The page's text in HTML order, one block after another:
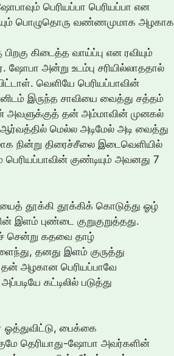
பெரியப்பா பெரியப்பா என
பொழுதொரு வண்ணமுமாக அழகாக
கிடைத்த வாய்ப்பு என ரவியும்
அன்று உடம்பு சரியில்லாததால்
வெளியே பெரியப்பாவின்
இருந்த சாவியை வைத்து சத்தம்
அவளுக்குத் தன் அம்மாவின் முனகல்
மெல்ல அடிமேல் அடி வைத்து
நின்று திரைச்சீலை இடைவெளியில்
குண்டியும் அவனது 7
தூக்கி தூக்கிக் கொடுத்து ஓழ்
புண்டை குறுகுறுத்தது.
சென்று கதவை தாழ்
தனது இளம் குருத்து
அழகான பெரியப்பாவே
கட்டிலில் படுத்து
பைக்கை
தெரியாது-ஷோபா அவர்களின்